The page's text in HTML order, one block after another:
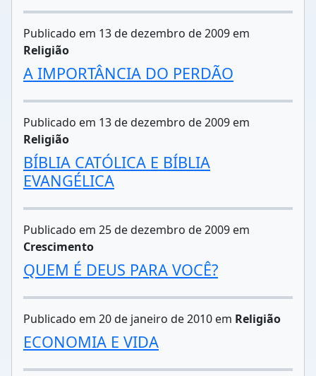
Publicado em 13 de dezembro de 2009 em
Religião
A IMPORTÂNCIA DO PERDÃO
Publicado em 13 de dezembro de 2009 em
Religião
BÍBLIA CATÓLICA E BÍBLIA
EVANGÉLICA
Publicado em 25 de dezembro de 2009 em
Crescimento
QUEM É DEUS PARA VOCÊ?
Publicado em 20 de janeiro de 2010 em Religião
ECONOMIA E VIDA